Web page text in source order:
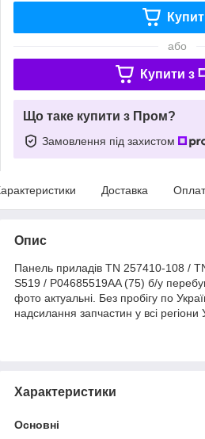
або
Купити з
Що таке купити з Пром?
Замовлення під захистом
Доставка
Опис
Панель приладів TN 257410-108 /
S519 / P04685519AA (75) б/у
фото актуальні. Без пробігу по
надсилання запчастин у всі регіони
Характеристики
Основні